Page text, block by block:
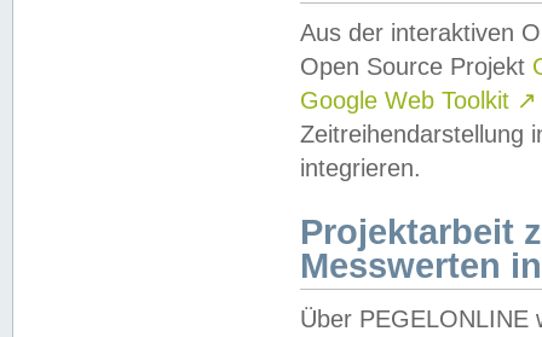
Aus der interaktiven
Open Source Projekt
Google Web Toolkit ↗
Zeitreihendarstellung
integrieren.
Projektarbeit
Messwerten
Über PEGELONLINE